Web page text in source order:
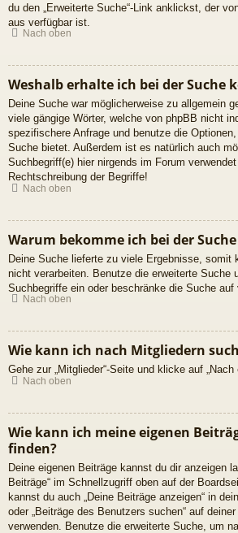
du den „Erweiterte Suche“-Link anklickst, der
aus verfügbar ist.
Nach oben
Weshalb erhalte ich bei der Suche
Deine Suche war möglicherweise zu allgemein
viele gängige Wörter, welche von phpBB nicht
spezifischere Anfrage und benutze die
Suche bietet. Außerdem ist es natürlich auch
Suchbegriff(e) hier nirgends im Forum
Rechtschreibung der Begriffe!
Nach oben
Warum bekomme ich bei der
Deine Suche lieferte zu viele Ergebnisse, somit
nicht verarbeiten. Benutze die erweiterte Suche
Suchbegriffe ein oder beschränke die Suche auf
Nach oben
Wie kann ich nach Mitgliedern
Gehe zur „Mitglieder“-Seite und klicke auf
Nach oben
Wie kann ich meine eigenen
finden?
Deine eigenen Beiträge kannst du dir anzeigen
Beiträge“ im Schnellzugriff oben auf der
kannst du auch „Deine Beiträge anzeigen“ in
oder „Beiträge des Benutzers suchen“ auf
verwenden. Benutze die erweiterte Suche, um